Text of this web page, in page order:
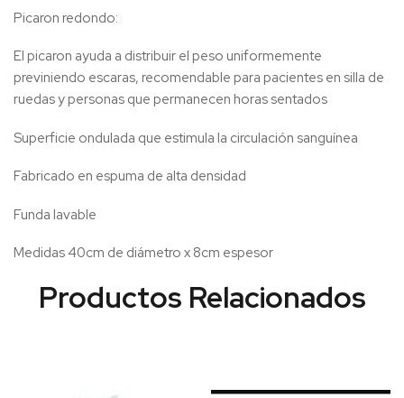
Picaron redondo:
El picaron ayuda a distribuir el peso uniformemente
previniendo escaras, recomendable para pacientes en silla de
ruedas y personas que permanecen horas sentados
Superficie ondulada que estimula la circulación sanguínea
Fabricado en espuma de alta densidad
Funda lavable
Medidas 40cm de diámetro x 8cm espesor